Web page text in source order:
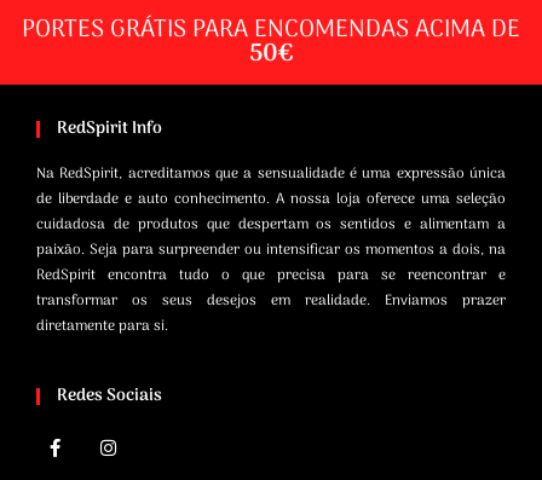
PORTES GRÁTIS PARA ENCOMENDAS ACIMA DE
50€
RedSpirit Info
Na RedSpirit, acreditamos que a sensualidade é uma expressão única
de liberdade e auto conhecimento. A nossa loja oferece uma seleção
cuidadosa de produtos que despertam os sentidos e alimentam a
paixão. Seja para surpreender ou intensificar os momentos a dois, na
RedSpirit encontra tudo o que precisa para se reencontrar e
transformar os seus desejos em realidade. Enviamos prazer
diretamente para si.
Redes Sociais